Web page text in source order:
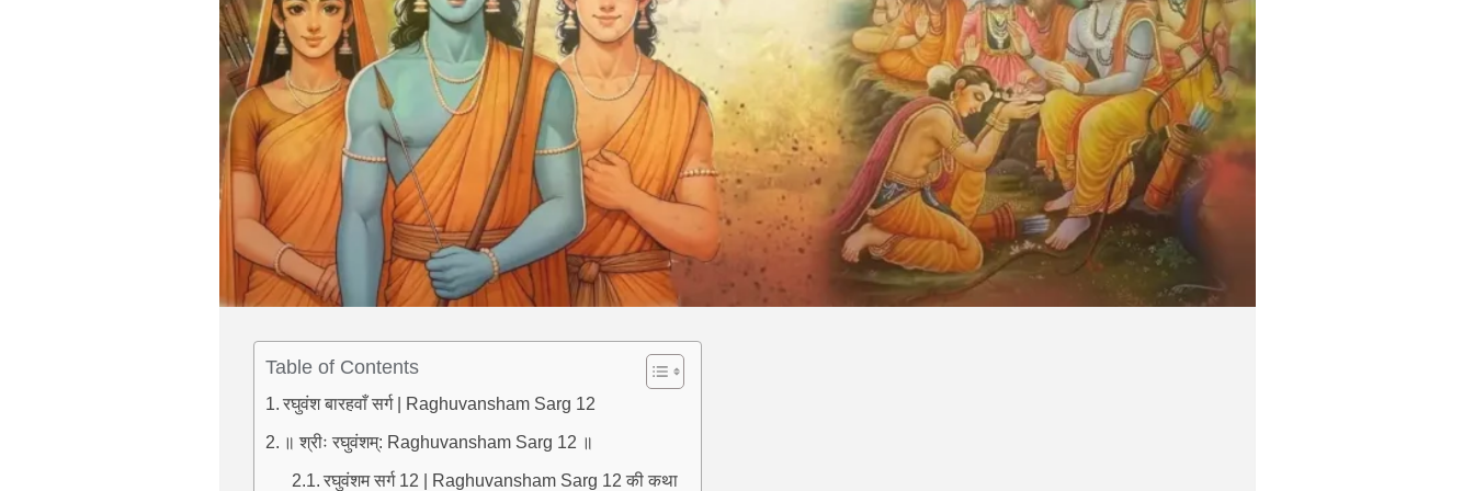
Table of Contents
रघुवंश बारहवाँ सर्ग | Raghuvansham Sarg 12
॥ श्रीः रघुवंशम्: Raghuvansham Sarg 12 ॥
रघुवंशम सर्ग 12 | Raghuvansham Sarg 12 की कथा